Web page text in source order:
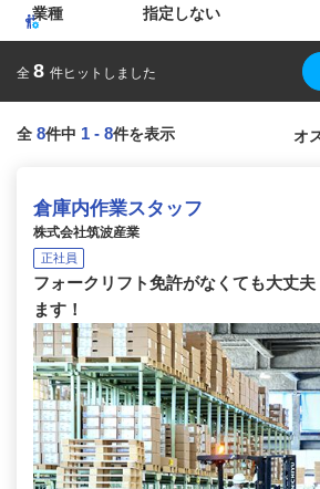
業種 指定しない
全 8 件ヒットしました
全 8件中 1 - 8件を表示
倉庫内作業スタッフ
株式会社筑波産業
正社員
フォークリフト免許がなくても大丈
ます！